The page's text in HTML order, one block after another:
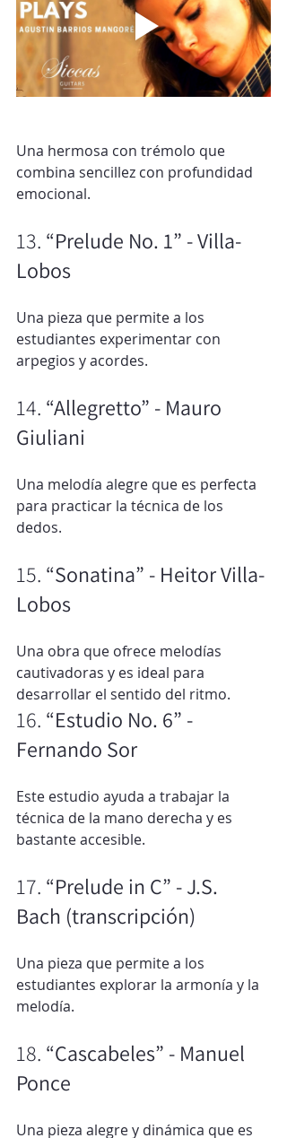
Una hermosa con trémolo que
combina sencillez con profundidad
emocional.
13. “Prelude No. 1” - Villa-
Lobos
Una pieza que permite a los
estudiantes experimentar con
arpegios y acordes.
14. “Allegretto” - Mauro
Giuliani
Una melodía alegre que es perfecta
para practicar la técnica de los
dedos.
15. “Sonatina” - Heitor Villa-
Lobos
Una obra que ofrece melodías
cautivadoras y es ideal para
desarrollar el sentido del ritmo.
16. “Estudio No. 6” -
Fernando Sor
Este estudio ayuda a trabajar la
técnica de la mano derecha y es
bastante accesible.
17. “Prelude in C” - J.S.
Bach (transcripción)
Una pieza que permite a los
estudiantes explorar la armonía y la
melodía.
18. “Cascabeles” - Manuel
Ponce
Una pieza alegre y dinámica que es